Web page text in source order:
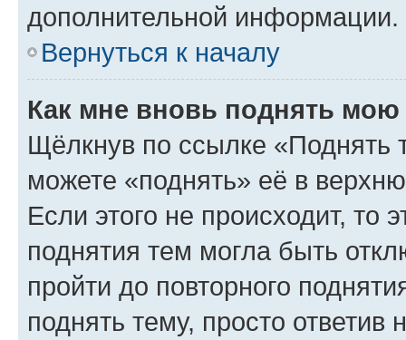
дополнительной информации.
Вернуться к началу
Как мне вновь поднять мою
Щёлкнув по ссылке «Поднять
можете «поднять» её в
Если этого не происходит, то
поднятия тем могла быть
пройти до повторного
поднять тему, просто ответив